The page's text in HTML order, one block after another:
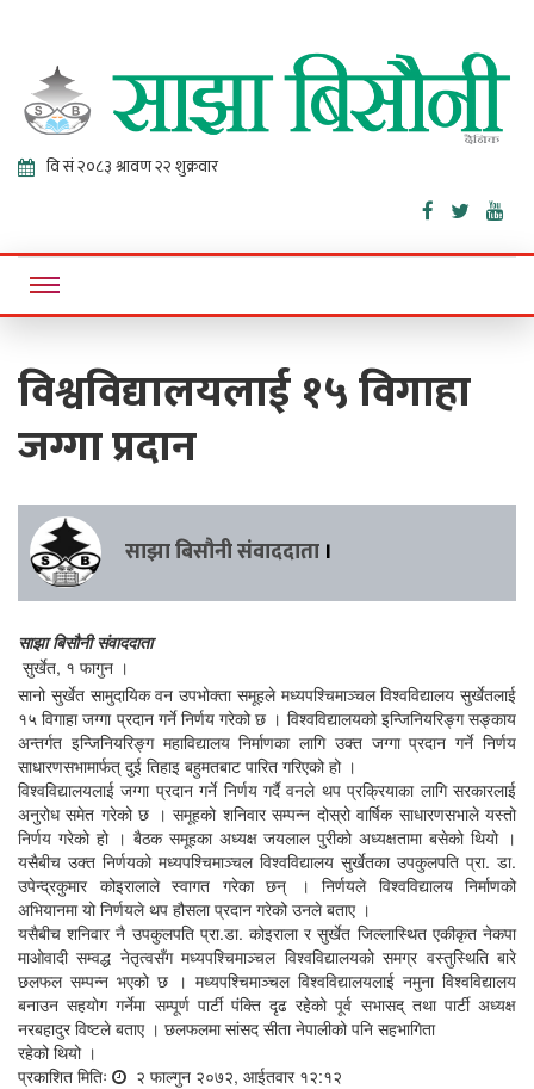
Sajha
Bisaunee
Online News Portal
विश्वविद्यालयलाई १५ विगाहा
जग्गा प्रदान
साझा बिसौनी संवाददाता ।
साझा बिसौनी संवाददाता
सुर्खेत, १ फागुन ।
सानो सुर्खेत सामुदायिक वन उपभोक्ता समूहले मध्यपश्चिमाञ्चल विश्वविद्यालय सुर्खेतलाई
१५ विगाहा जग्गा प्रदान गर्ने निर्णय गरेको छ । विश्वविद्यालयको इन्जिनियरिङ्ग सङ्काय
अन्तर्गत इन्जिनियरिङ्ग महाविद्यालय निर्माणका लागि उक्त जग्गा प्रदान गर्ने निर्णय
साधारणसभामार्फत् दुई तिहाइ बहुमतबाट पारित गरिएको हो ।
विश्वविद्यालयलाई जग्गा प्रदान गर्ने निर्णय गर्दै वनले थप प्रक्रियाका लागि सरकारलाई
अनुरोध समेत गरेको छ । समूहको शनिवार सम्पन्न दोस्रो वार्षिक साधारणसभाले यस्तो
निर्णय गरेको हो । बैठक समूहका अध्यक्ष जयलाल पुरीको अध्यक्षतामा बसेको थियो ।
यसैबीच उक्त निर्णयको मध्यपश्चिमाञ्चल विश्वविद्यालय सुर्खेतका उपकुलपति प्रा. डा.
उपेन्द्रकुमार कोइरालाले स्वागत गरेका छन् । निर्णयले विश्वविद्यालय निर्माणको
अभियानमा यो निर्णयले थप हौसला प्रदान गरेको उनले बताए ।
यसैबीच शनिवार नै उपकुलपति प्रा.डा. कोइराला र सुर्खेत जिल्लास्थित एकीकृत नेकपा
माओवादी सम्वद्ध नेतृत्वसँग मध्यपश्चिमाञ्चल विश्वविद्यालयको समग्र वस्तुस्थिति बारे
छलफल सम्पन्न भएको छ । मध्यपश्चिमाञ्चल विश्वविद्यालयलाई नमुना विश्वविद्यालय
बनाउन सहयोग गर्नेमा सम्पूर्ण पार्टी पंक्ति दृढ रहेको पूर्व सभासद् तथा पार्टी अध्यक्ष
नरबहादुर विष्टले बताए । छलफलमा सांसद सीता नेपालीको पनि सहभागिता
रहेको थियो ।
प्रकाशित मितिः
२ फाल्गुन २०७२, आईतवार १२:१२